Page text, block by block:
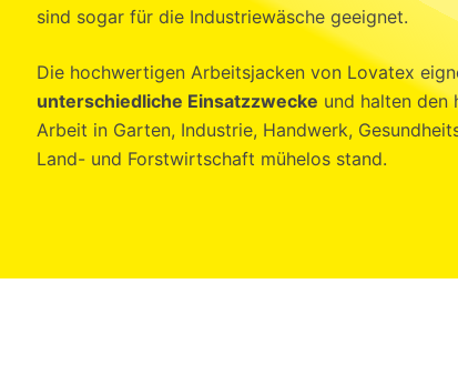
sind sogar für die Industriewäsche geeignet.
Die hochwertigen Arbeitsjacken von Lovatex
unterschiedliche Einsatzzwecke und halten den
Arbeit in Garten, Industrie, Handwerk,
Land- und Forstwirtschaft mühelos stand.